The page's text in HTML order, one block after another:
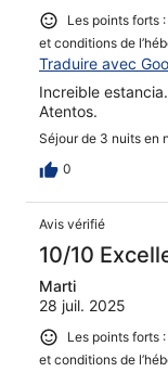
Les points forts
et conditions de
Traduire avec
Increible
Atentos.
Séjour de 3 nuits en
0
Avis vérifié
10/10
Marti
28 juil. 2025
Les points forts
et conditions de